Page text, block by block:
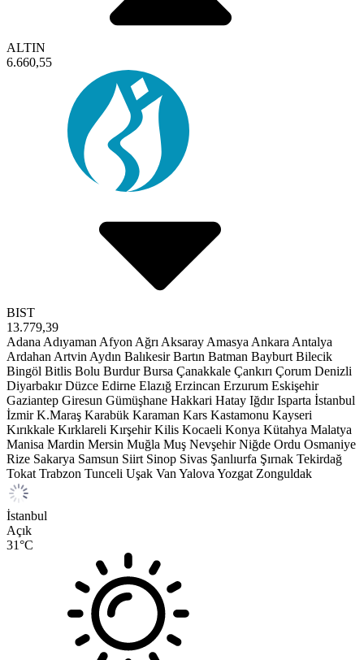
ALTIN
6.660,55
BIST
13.779,39
Adana Adıyaman Afyon Ağrı Aksaray Amasya Ankara Antalya
Ardahan Artvin Aydın Balıkesir Bartın Batman Bayburt Bilecik
Bingöl Bitlis Bolu Burdur Bursa Çanakkale Çankırı Çorum Denizli
Diyarbakır Düzce Edirne Elazığ Erzincan Erzurum Eskişehir
Gaziantep Giresun Gümüşhane Hakkari Hatay Iğdır Isparta İstanbul
İzmir K.Maraş Karabük Karaman Kars Kastamonu Kayseri
Kırıkkale Kırklareli Kırşehir Kilis Kocaeli Konya Kütahya Malatya
Manisa Mardin Mersin Muğla Muş Nevşehir Niğde Ordu Osmaniye
Rize Sakarya Samsun Siirt Sinop Sivas Şanlıurfa Şırnak Tekirdağ
Tokat Trabzon Tunceli Uşak Van Yalova Yozgat Zonguldak
İstanbul
Açık
31°C